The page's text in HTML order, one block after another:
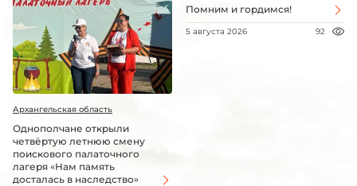
Архангельская область
Однополчане открыли
четвёртую летнюю смену
поискового палаточного
лагеря «Нам память
досталась в наследство»
Помним и гордимся!
5 августа 2026 92